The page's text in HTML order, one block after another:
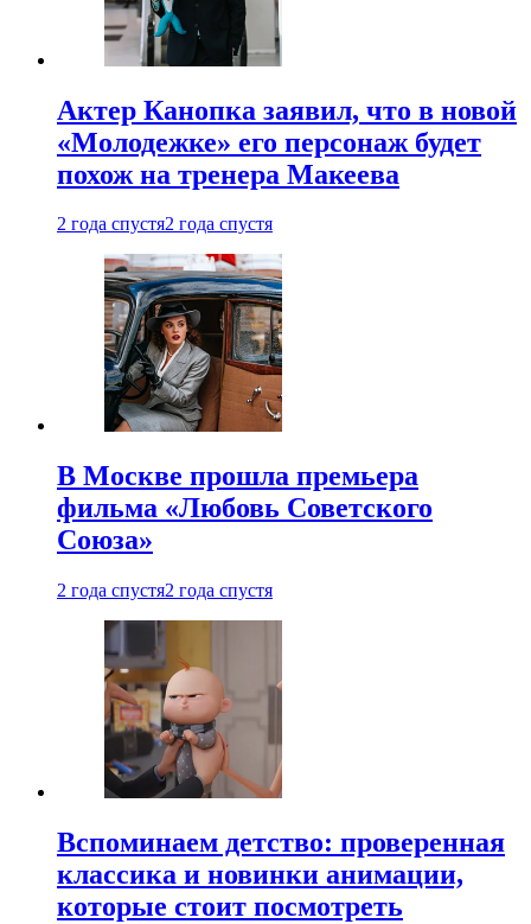
Актер Канопка заявил, что в новой
«Молодежке» его персонаж будет
похож на тренера Макеева
2 года спустя2 года спустя
В Москве прошла премьера
фильма «Любовь Советского
Союза»
2 года спустя2 года спустя
Вспоминаем детство: проверенная
классика и новинки анимации,
которые стоит посмотреть